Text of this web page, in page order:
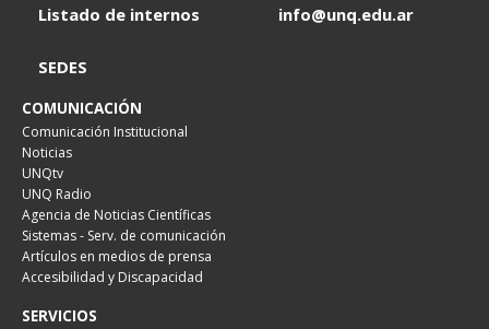
Listado de internos
info@unq.edu.ar
SEDES
COMUNICACIÓN
Comunicación Institucional
Noticias
UNQtv
UNQ Radio
Agencia de Noticias Científicas
Sistemas - Serv. de comunicación
Artículos en medios de prensa
Accesibilidad y Discapacidad
SERVICIOS